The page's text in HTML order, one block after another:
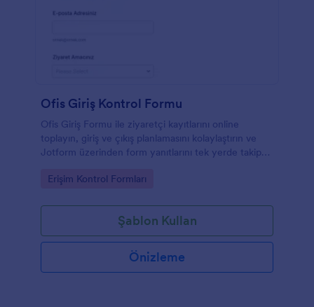
Ofis Giriş Kontrol Formu
Ofis Giriş Formu ile ziyaretçi kayıtlarını online
toplayın, giriş ve çıkış planlamasını kolaylaştırın ve
Jotform üzerinden form yanıtlarını tek yerde takip
Go to Category:
Erişim Kontrol Formları
Şablon Kullan
Önizleme